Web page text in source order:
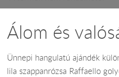
Álom és
Ünnepi hangulatú ajándék
lila szappanrózsa Raffaello